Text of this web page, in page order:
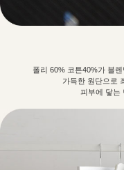
폴리 60% 코튼40%가 블
가득한 원단으로
피부에 닿는